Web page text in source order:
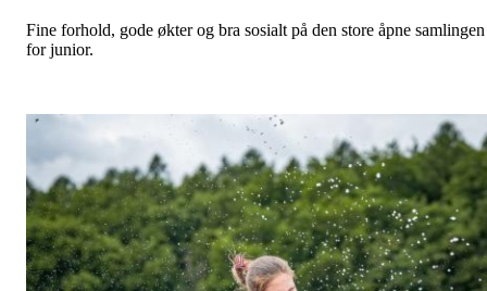
Fine forhold, gode økter og bra sosialt på den store åpne samlingen
for junior.